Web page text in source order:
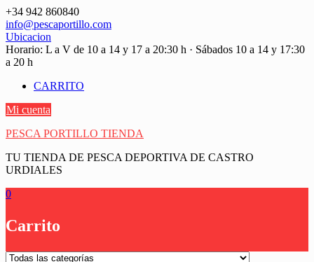
Saltar
contenido
+34 942 860840
info@pescaportillo.com
Ubicacion
Horario: L a V de 10 a 14 y 17 a 20:30 h · Sábados 10 a 14 y 17:30
a 20 h
CARRITO
Mi cuenta
PESCA PORTILLO TIENDA
TU TIENDA DE PESCA DEPORTIVA DE CASTRO
URDIALES
0
Carrito